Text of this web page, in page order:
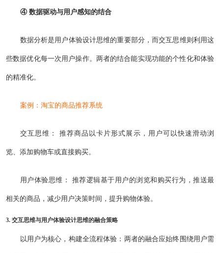
④ 数据驱动与用户感知的结合
数据分析是用户体验设计思维的重要部分，而交互思维则利用这
些数据优化每一次用户操作。两者的结合能实现功能的个性化和体验
的精准化。
案例：淘宝的商品推荐系统
交互思维： 推荐商品以卡片形式展示，用户可以快速滑动浏
览、添加购物车或直接购买。
用户体验思维： 推荐逻辑基于用户的浏览和购买行为，推送最
相关的商品，减少用户决策时间，提升购物体验。
3. 交互思维与用户体验设计思维的融合策略
以用户为核心，构建全流程体验：两者的融合应始终围绕用户需